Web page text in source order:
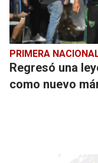
PRIMERA
Regresó una
como nuevo